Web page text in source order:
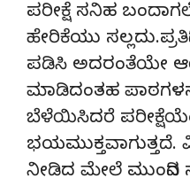
ಪರೀಕ್ಷೆ ಸನಿಹ
ಹೇರಿಕೆಯು
ಪಡಿಸಿ ಅದರಂತೆಯೇ
ಮಾಡಿದಂತಹ
ಬೆಳೆಯಿಸಿದರೆ
ಭಯಮುಕ್ತವಾಗುತ್ತದೆ.
ನೀಡಿದ ಮೇಲೆ ಮುಂದಿನ